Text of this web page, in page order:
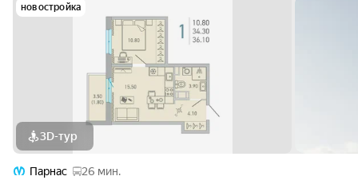
новостройка
3D-тур
Парнас
26 мин.